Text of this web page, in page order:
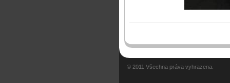
© 2011 Všechna práva vyhrazena.